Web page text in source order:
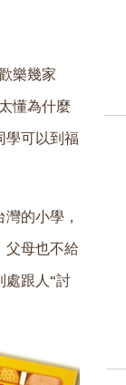
樂幾家
懂為什麼
學可以到福
的小學，
父母也不給
跟人“討